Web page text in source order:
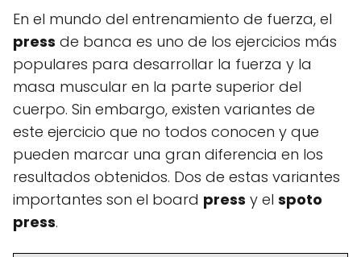
En el mundo del entrenamiento de fuerza, el
press de banca es uno de los ejercicios más
populares para desarrollar la fuerza y la
masa muscular en la parte superior del
cuerpo. Sin embargo, existen variantes de
este ejercicio que no todos conocen y que
pueden marcar una gran diferencia en los
resultados obtenidos. Dos de estas variantes
importantes son el board press y el spoto
press.